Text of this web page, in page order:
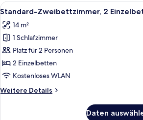
Alle
Fotos
für
Standard-
Zweibettzimmer,
2 Einzelbetten
anzeigen
Ein
4
Standard-Zweibettzimmer, 2
14 m²
1 Schlafzimmer
Platz für 2 Personen
2 Einzelbetten
Kostenloses WLAN
Weitere Details
Weitere
Daten